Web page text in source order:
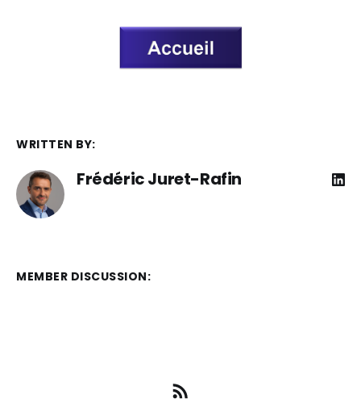
WRITTEN BY:
Frédéric Juret-Rafin
MEMBER DISCUSSION: